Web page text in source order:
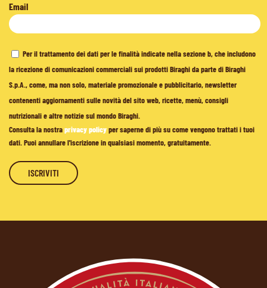
Email
Per il trattamento dei dati per le finalità indicate nella sezione b, che includono
la ricezione di comunicazioni commerciali sui prodotti Biraghi da parte di Biraghi
S.p.A., come, ma non solo, materiale promozionale e pubblicitario, newsletter
contenenti aggiornamenti sulle novità del sito web, ricette, menù, consigli
nutrizionali e altre notizie sul mondo Biraghi.
Consulta la nostraprivacy policyper saperne di più su come vengono trattati i tuoi
dati. Puoi annullare l'iscrizione in qualsiasi momento, gratuitamente.